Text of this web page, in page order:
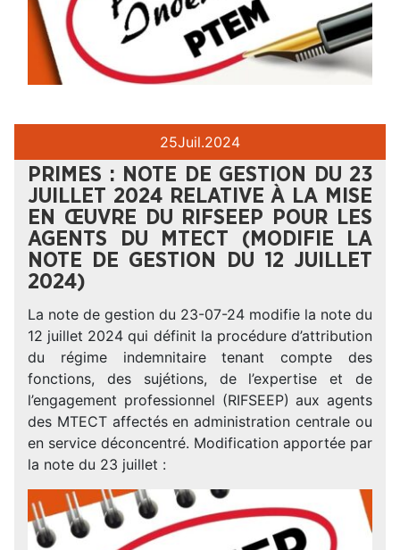
25Juil.2024
PRIMES : NOTE DE GESTION DU 23
JUILLET 2024 RELATIVE À LA MISE
EN ŒUVRE DU RIFSEEP POUR LES
AGENTS DU MTECT (MODIFIE LA
NOTE DE GESTION DU 12 JUILLET
2024)
La note de gestion du 23-07-24 modifie la note du
12 juillet 2024 qui définit la procédure d’attribution
du régime indemnitaire tenant compte des
fonctions, des sujétions, de l’expertise et de
l’engagement professionnel (RIFSEEP) aux agents
des MTECT affectés en administration centrale ou
en service déconcentré. Modification apportée par
la note du 23 juillet :